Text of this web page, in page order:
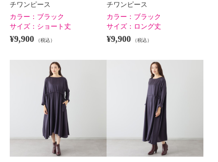
チワンピース
カラー： ブラック
サイズ： ショート丈
¥9,900 （税込）
チワンピース
カラー： ブラック
サイズ： ロング丈
¥9,900 （税込）